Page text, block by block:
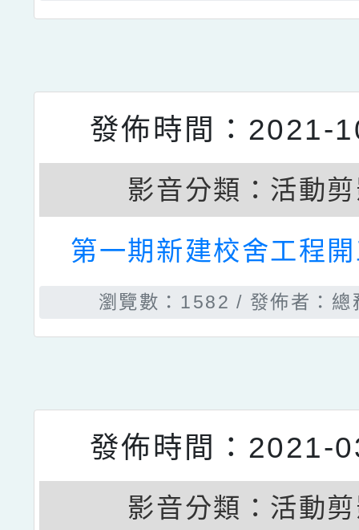
發佈時間：2021-
影音分類： 活動
冬至慶聖誕，孩童
瀏覽數：1253 發佈者：總